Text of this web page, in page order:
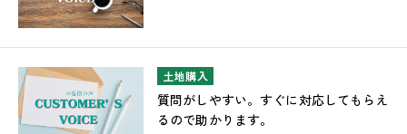
土地購入
質問がしやすい。すぐに対応してもらえ
るので助かります。